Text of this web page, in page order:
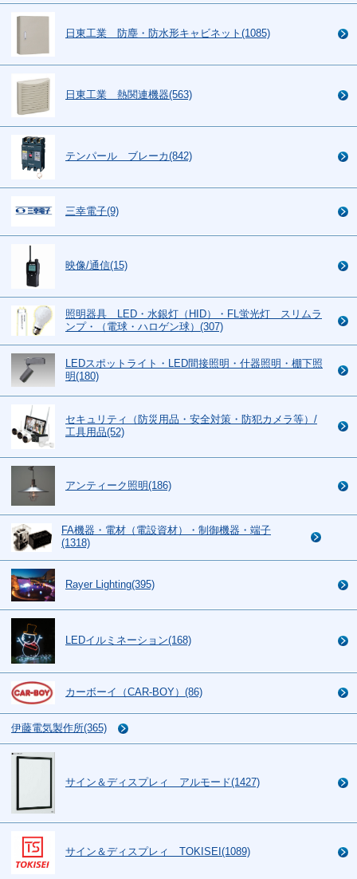
日東工業 防塵・防水形キャビネット(1085)
日東工業 熱関連機器(563)
テンパール ブレーカ(842)
三幸電子(9)
映像/通信(15)
照明器具 LED・水銀灯（HID）・FL蛍光灯 スリムラ
ンプ・（電球・ハロゲン球）(307)
LEDスポットライト・LED間接照明・什器照明・棚下照
明(180)
セキュリティ（防災用品・安全対策・防犯カメラ等）/
工具用品(52)
アンティーク照明(186)
FA機器・電材（電設資材）・制御機器・端子
(1318)
Rayer Lighting(395)
LEDイルミネーション(168)
カーボーイ（CAR-BOY）(86)
伊藤電気製作所(365)
サイン＆ディスプレィ アルモード(1427)
サイン＆ディスプレィ TOKISEI(1089)